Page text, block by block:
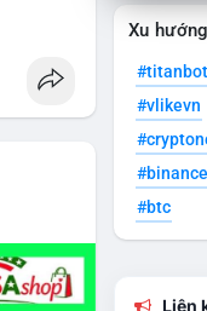
Xu
#titanbot
#vlikevn
#btc
Liên